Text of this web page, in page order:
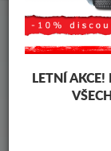
Kryt pod motor
Kryt pod
Značky
LETNÍ AKCE!